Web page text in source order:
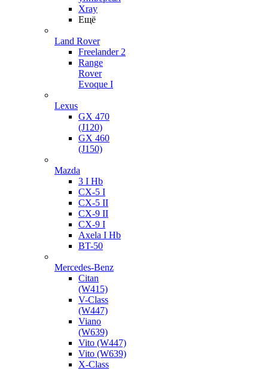
Xray
Ещё
Land Rover
Freelander 2
Range
Rover
Evoque I
Lexus
GX 470
(J120)
GX 460
(J150)
Mazda
3 I Hb
CX-5 I
CX-5 II
CX-9 II
CX-9 I
Axela I Hb
BT-50
Mercedes-Benz
Citan
(W415)
V-Class
(W447)
Viano
(W639)
Vito (W447)
Vito (W639)
X-Class